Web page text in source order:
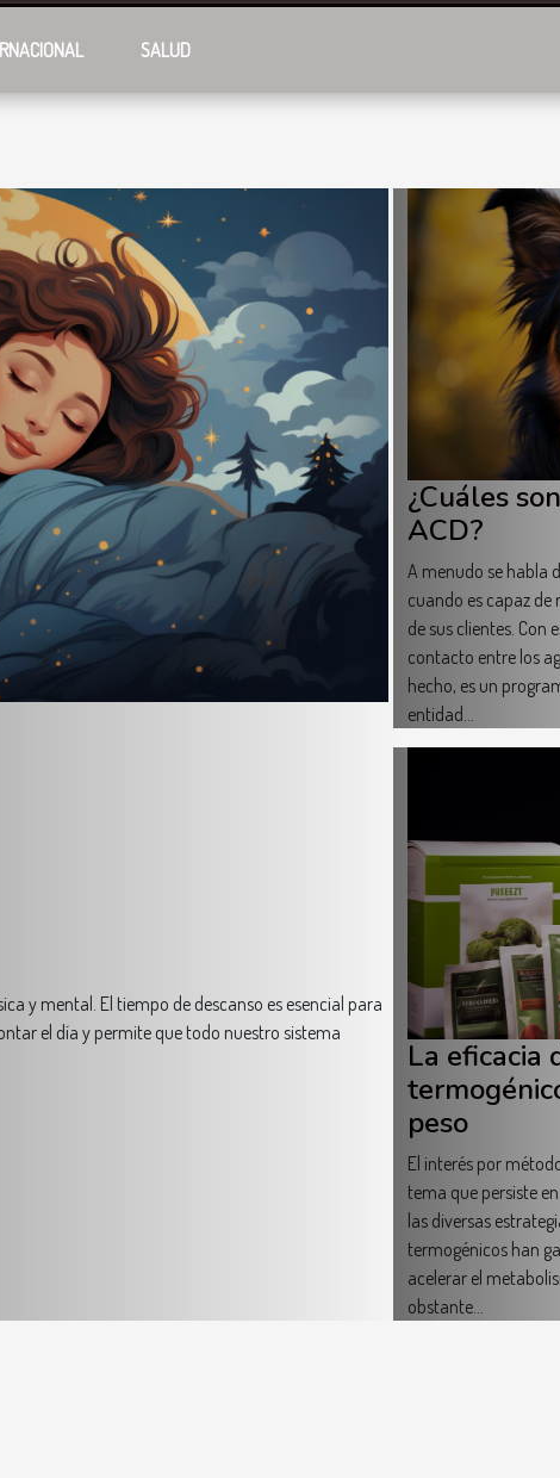
SALUD
y mental. El tiempo de descanso es esencial para
el día y permite que todo nuestro sistema
¿Cuáles
ACD?
A menudo se habla
cuando es capaz de
de sus clientes. Con
contacto entre los
hecho, es un
entidad...
La eficacia
peso
El interés por
tema que persiste
las diversas
termogénicos han
acelerar el
obstante...